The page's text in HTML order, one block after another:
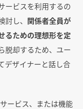
ービスを利用するの
し、 関係者全員が
るための理想形を定
脱却するため、ユー
デザイナーと話し合
ービス、または機能